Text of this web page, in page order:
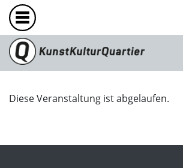
Diese Veranstaltung ist abgelaufen.